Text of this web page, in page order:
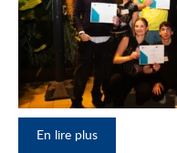
En lire plus